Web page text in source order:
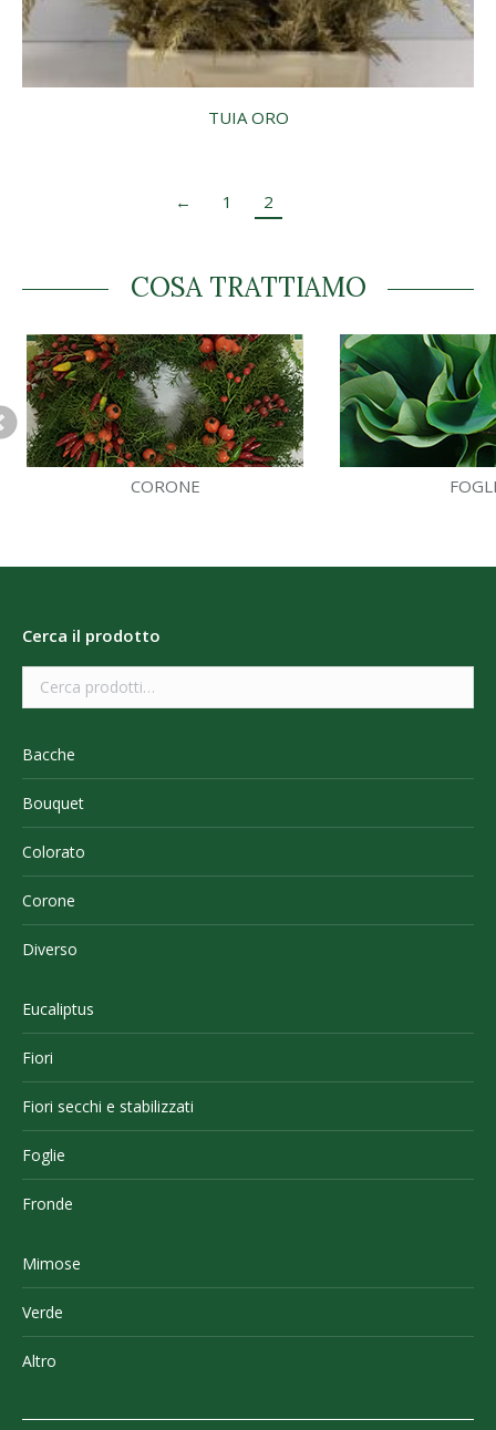
TUIA ORO
← 1 2
COSA TRATTIAMO
CORONE
Cerca il prodotto
Bacche
Bouquet
Colorato
Corone
Diverso
Eucaliptus
Fiori
Fiori secchi e stabilizzati
Foglie
Fronde
Mimose
Verde
Altro